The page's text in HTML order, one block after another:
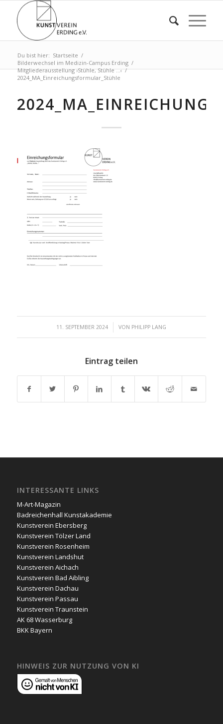
Du bist hier: Startseite /
Bilderwechsel im Medizin-Campus Erding /
Mitgliederausstellung ›Stühle, Stühle …‹ /
2024_MA_Einreichungsformular_Stühle
11. SEPTEMBER 2024
/ VON PHILIPP LANG
Eintrag teilen
INTERESSANTE LINKS
M-Art-Magazin
Badreichenhall Kunstakademie
Kunstverein Ebersberg
Kunstverein Tölzer Land
Kunstverein Rosenheim
Kunstverein Landshut
Kunstverein Aichach
Kunstverein Bad Aibling
Kunstverein Dachau
Kunstverein Passau
Kunstverein Traunstein
AK 68 Wasserburg
BKK Bayern
HINWEIS ZUR NUTZUNG VON KI